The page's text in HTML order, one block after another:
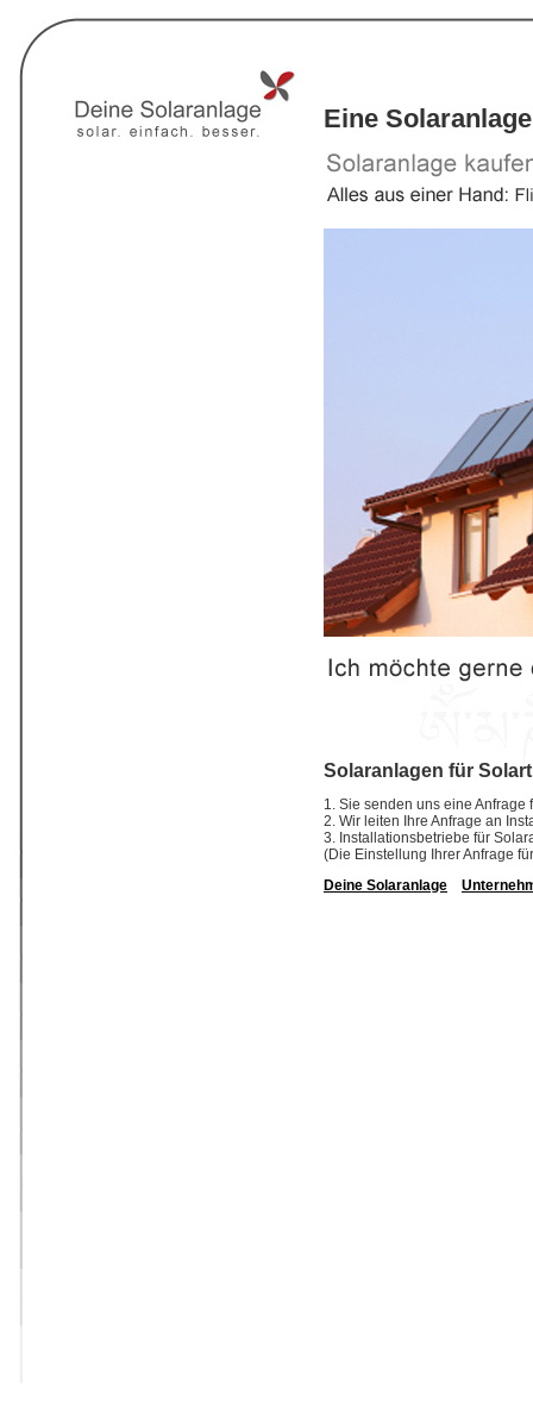
Eine
Solaranlagen für
1. Sie senden uns eine
2. Wir leiten Ihre Anfrage an
3. Installationsbetriebe für
(Die Einstellung Ihrer Anfrage
Deine Solaranlage